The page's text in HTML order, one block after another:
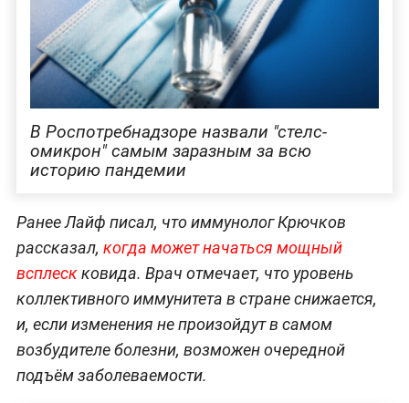
В Роспотребнадзоре назвали "стелс-
омикрон" самым заразным за всю
историю пандемии
Ранее Лайф писал, что иммунолог Крючков
рассказал, когда может начаться мощный
всплескковида. Врач отмечает, что уровень
коллективного иммунитета в стране снижается,
и, если изменения не произойдут в самом
возбудителе болезни, возможен очередной
подъём заболеваемости.